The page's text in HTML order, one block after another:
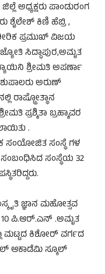
ಅಧ್ಯಕ್ಷರು ಪಾಂಡುರಂಗ
ಶೈಲೇಶ್ ಕಿಣಿ ಹೆಬ್ರಿ ,
ಪ್ರಮುಖ್ ವಿಜಯ
ಸಿದ್ಧಾಪುರ,ಅಮೃತ
ಶ್ರೀಮತಿ ಅಪರ್ಣಾ
ಅರುಣ್
ರಾಷ್ಟ್ರೋತ್ಥಾನ
ಪ್ರಶ್ಮಿತಾ ಬ್ರಹ್ಮಾವರ
.
ಸಂಯೋಜಿತ ಸಂಸ್ಥೆ ಗಳ
ಸಂಸ್ಥೆಯ 32
ಜ್ಞಾನ ಮಹೋತ್ಸವ
10 ಪಿ.ಆರ್.ಎನ್ .ಅಮೃತ
ಮಟ್ಟದ ಕಿಶೋರ್ ವರ್ಗದ
ಆಕಾಡೆಮಿ ಸ್ಕೂಲ್